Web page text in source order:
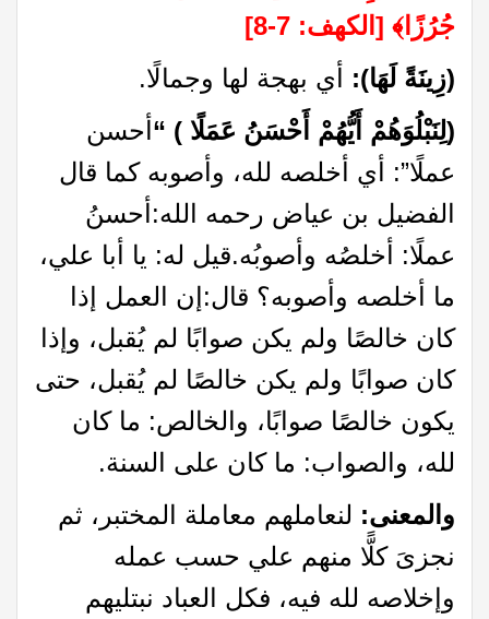
جُرُزًا ﴾ [الكهف: 7-8]
(زِينَةً لَهَا): أي بهجة لها وجمالًا.
(لِنَبْلُوَهُمْ أَيُّهُمْ أَحْسَنُ عَمَلًا ) “أحسن
عملًا”: أي أخلصه لله، وأصوبه كما قال
الفضيل بن عياض رحمه الله:أحسنُ
عملًا: أخلصُه وأصوبُه.قيل له: يا أبا علي،
ما أخلصه وأصوبه؟ قال:إن العمل إذا
كان خالصًا ولم يكن صوابًا لم يُقبل، وإذا
كان صوابًا ولم يكن خالصًا لم يُقبل، حتى
يكون خالصًا صوابًا، والخالص: ما كان
لله، والصواب: ما كان على السنة.
والمعنى: لنعاملهم معاملة المختبر، ثم
نجزىَ كلًّا منهم علي حسب عمله
وإخلاصه لله فيه، فكل العباد نبتليهم